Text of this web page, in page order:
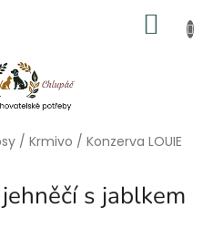
/ Krmivo / Konzerva LOUIE
s jablkem